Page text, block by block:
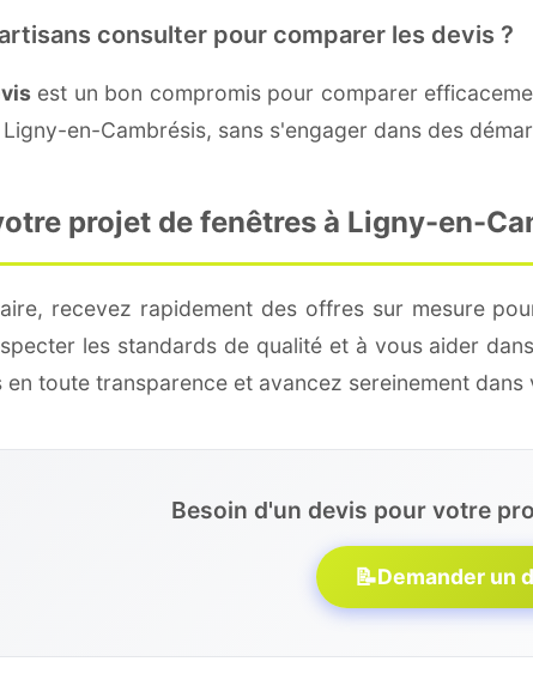
consulter pour comparer les devis ?
est un bon compromis pour comparer
en-Cambrésis, sans s'engager dans des
projet de fenêtres à Ligny-en-
recevez rapidement des offres sur mesure
les standards de qualité et à vous aider
toute transparence et avancez sereinement dans
Besoin d'un devis pour votre
📝Demander un